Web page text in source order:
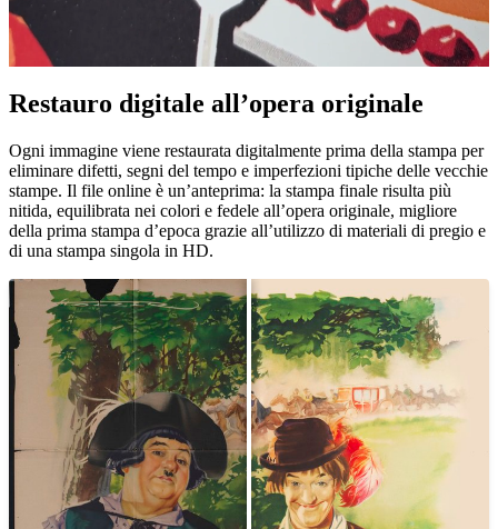
Restauro digitale all’opera originale
Ogni immagine viene restaurata digitalmente prima della stampa per
eliminare difetti, segni del tempo e imperfezioni tipiche delle vecchie
stampe. Il file online è un’anteprima: la stampa finale risulta più
nitida, equilibrata nei colori e fedele all’opera originale, migliore
della prima stampa d’epoca grazie all’utilizzo di materiali di pregio e
di una stampa singola in HD.